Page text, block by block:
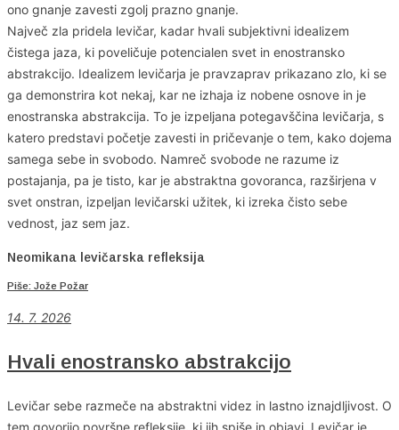
ono gnanje zavesti zgolj prazno gnanje.
Največ zla pridela levičar, kadar hvali subjektivni idealizem
čistega jaza, ki poveličuje potencialen svet in enostransko
abstrakcijo. Idealizem levičarja je pravzaprav prikazano zlo, ki se
ga demonstrira kot nekaj, kar ne izhaja iz nobene osnove in je
enostranska abstrakcija. To je izpeljana potegavščina levičarja, s
katero predstavi početje zavesti in pričevanje o tem, kako dojema
samega sebe in svobodo. Namreč svobode ne razume iz
postajanja, pa je tisto, kar je abstraktna govoranca, razširjena v
svet onstran, izpeljan levičarski užitek, ki izreka čisto sebe
vednost, jaz sem jaz.
Neomikana levičarska refleksija
Piše: Jože Požar
14. 7. 2026
Hvali enostransko abstrakcijo
Levičar sebe razmeče na abstraktni videz in lastno iznajdljivost. O
tem govorijo površne refleksije, ki jih spiše in objavi. Levičar je